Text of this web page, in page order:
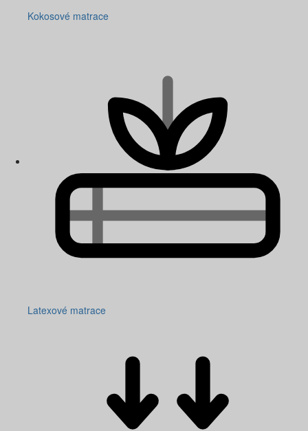
Kokosové matrace
Latexové matrace